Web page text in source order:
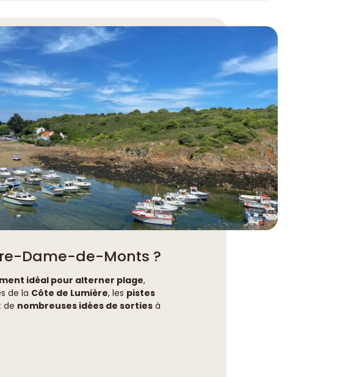
Dame-de-Monts ?
idéal pour alterner plage,
de la Côte de Lumière, les pistes
de nombreuses idées de sorties à